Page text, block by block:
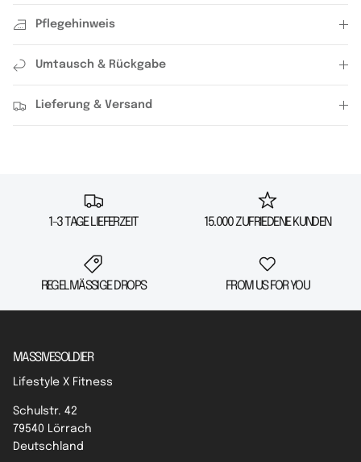
Pflegehinweis
Umtausch & Rückgabe
Lieferung & Versand
1-3 TAGE LIEFERZEIT 15.000 ZUFRIEDENE KUNDEN
REGELMÄSSIGE DROPS FROM US FOR YOU
MASSIVESOLDIER
Lifestyle X Fitness
Schulstr. 42
79540 Lörrach
Deutschland